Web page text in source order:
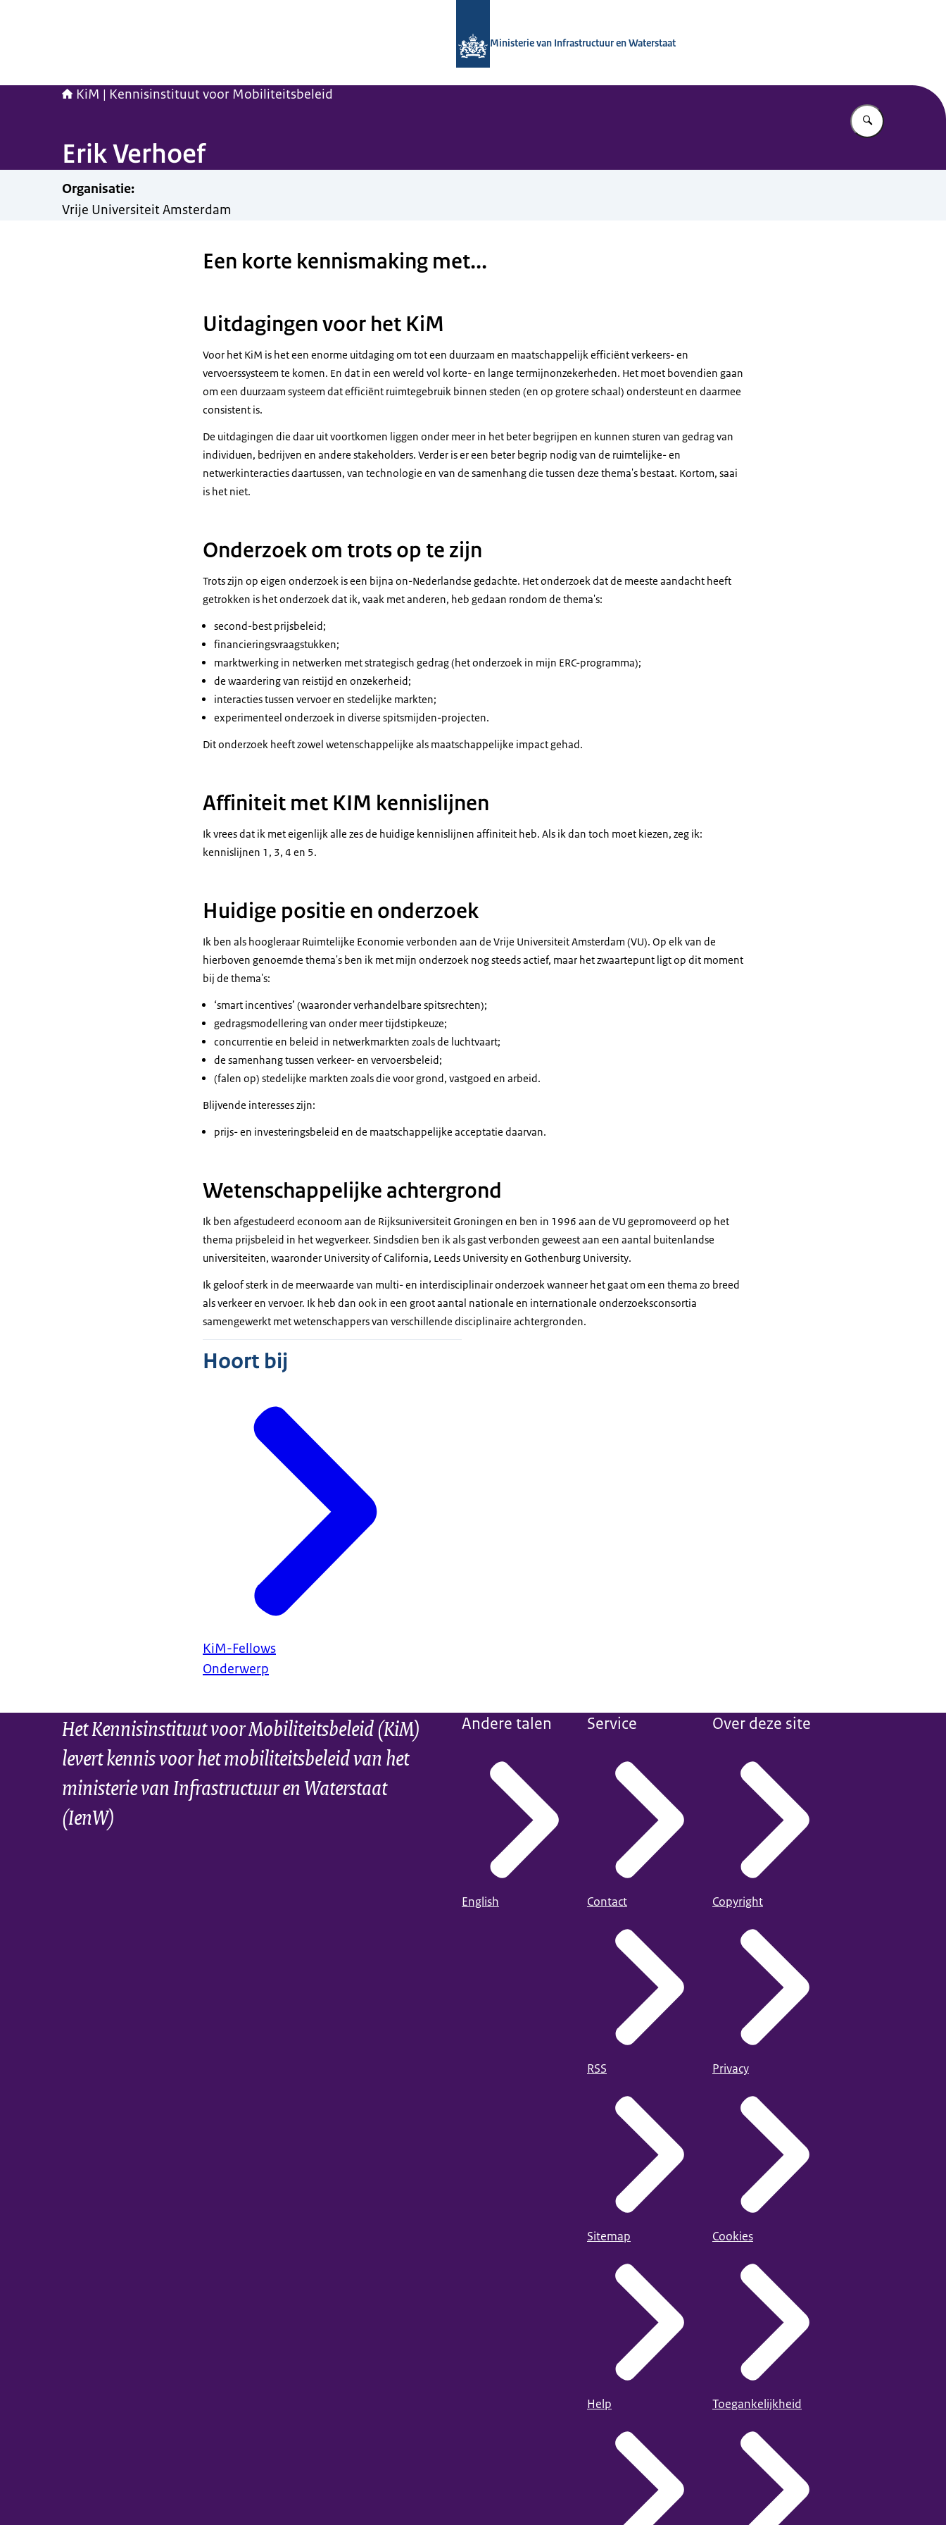
Ministerie van Infrastructuur en Waterstaat
KiM | Kennisinstituut voor Mobiliteitsbeleid
Vul in wat u
Erik Verhoef
Organisatie:
Vrije Universiteit Amsterdam
Een korte kennismaking met...
Uitdagingen voor het KiM
Voor het KiM is het een enorme uitdaging om tot een duurzaam en maatschappelijk efficiënt verkeers- en
vervoerssysteem te komen. En dat in een wereld vol korte- en lange termijnonzekerheden. Het moet bovendien gaan
om een duurzaam systeem dat efficiënt ruimtegebruik binnen steden (en op grotere schaal) ondersteunt en daarmee
consistent is.
De uitdagingen die daar uit voortkomen liggen onder meer in het beter begrijpen en kunnen sturen van gedrag van
individuen, bedrijven en andere stakeholders. Verder is er een beter begrip nodig van de ruimtelijke- en
netwerkinteracties daartussen, van technologie en van de samenhang die tussen deze thema's bestaat. Kortom, saai
is het niet.
Onderzoek om trots op te zijn
Trots zijn op eigen onderzoek is een bijna on-Nederlandse gedachte. Het onderzoek dat de meeste aandacht heeft
getrokken is het onderzoek dat ik, vaak met anderen, heb gedaan rondom de thema's:
second-best prijsbeleid;
financieringsvraagstukken;
marktwerking in netwerken met strategisch gedrag (het onderzoek in mijn ERC-programma);
de waardering van reistijd en onzekerheid;
interacties tussen vervoer en stedelijke markten;
experimenteel onderzoek in diverse spitsmijden-projecten.
Dit onderzoek heeft zowel wetenschappelijke als maatschappelijke impact gehad.
Affiniteit met KIM kennislijnen
Ik vrees dat ik met eigenlijk alle zes de huidige kennislijnen affiniteit heb. Als ik dan toch moet kiezen, zeg ik:
kennislijnen 1, 3, 4 en 5.
Huidige positie en onderzoek
Ik ben als hoogleraar Ruimtelijke Economie verbonden aan de Vrije Universiteit Amsterdam (VU). Op elk van de
hierboven genoemde thema's ben ik met mijn onderzoek nog steeds actief, maar het zwaartepunt ligt op dit moment
bij de thema's:
‘smart incentives’ (waaronder verhandelbare spitsrechten);
gedragsmodellering van onder meer tijdstipkeuze;
concurrentie en beleid in netwerkmarkten zoals de luchtvaart;
de samenhang tussen verkeer- en vervoersbeleid;
(falen op) stedelijke markten zoals die voor grond, vastgoed en arbeid.
Blijvende interesses zijn:
prijs- en investeringsbeleid en de maatschappelijke acceptatie daarvan.
Wetenschappelijke achtergrond
Ik ben afgestudeerd econoom aan de Rijksuniversiteit Groningen en ben in 1996 aan de VU gepromoveerd op het
thema prijsbeleid in het wegverkeer. Sindsdien ben ik als gast verbonden geweest aan een aantal buitenlandse
universiteiten, waaronder University of California, Leeds Universityen Gothenburg University.
Ik geloof sterk in de meerwaarde van multi- en interdisciplinair onderzoek wanneer het gaat om een thema zo breed
als verkeer en vervoer. Ik heb dan ook in een groot aantal nationale en internationale onderzoeksconsortia
samengewerkt met wetenschappers van verschillende disciplinaire achtergronden.
Hoort bij
KiM-Fellows
Onderwerp
Het Kennisinstituut voor Mobiliteitsbeleid (KiM)
levert kennis voor het mobiliteitsbeleid van het
ministerie van Infrastructuur en Waterstaat
(IenW)
Andere talen
English
Service
Contact
RSS
Sitemap
Help
Over deze site
Copyright
Privacy
Cookies
Toegankelijkheid